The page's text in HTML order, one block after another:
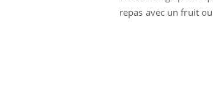
repas avec un fruit